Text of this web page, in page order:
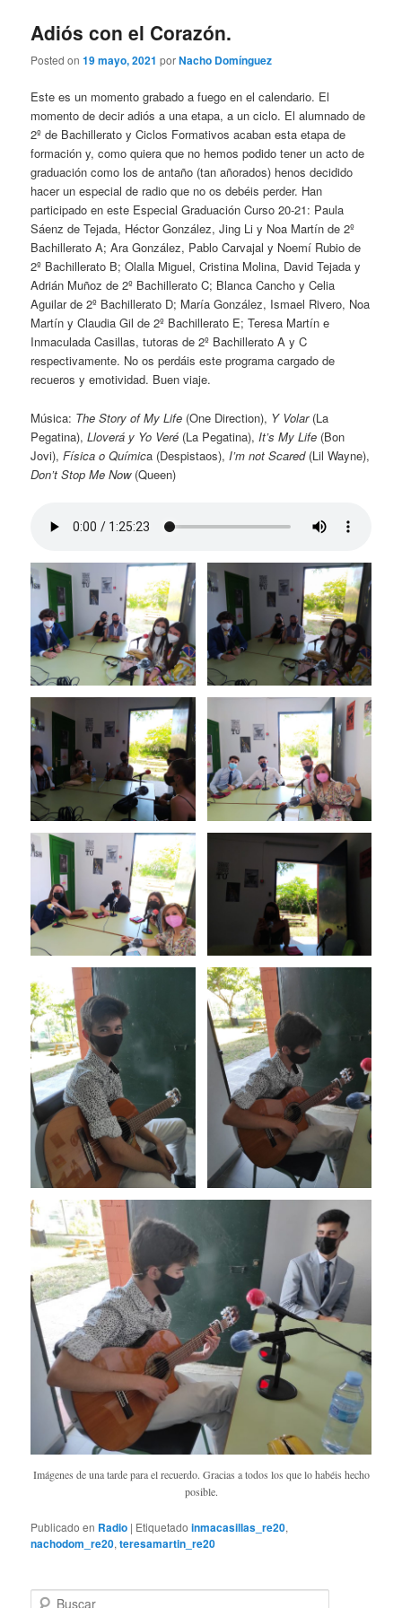
Adiós con el Corazón.
Posted on19 mayo, 2021 porNacho Domínguez
Este es un momento grabado a fuego en el calendario. El
momento de decir adiós a una etapa, a un ciclo. El alumnado de
2º de Bachillerato y Ciclos Formativos acaban esta etapa de
formación y, como quiera que no hemos podido tener un acto de
graduación como los de antaño (tan añorados) henos decidido
hacer un especial de radio que no os debéis perder. Han
participado en este Especial Graduación Curso 20-21: Paula
Sáenz de Tejada, Héctor González, Jing Li y Noa Martín de 2º
Bachillerato A; Ara González, Pablo Carvajal y Noemí Rubio de
2º Bachillerato B; Olalla Miguel, Cristina Molina, David Tejada y
Adrián Muñoz de 2º Bachillerato C; Blanca Cancho y Celia
Aguilar de 2º Bachillerato D; María González, Ismael Rivero, Noa
Martín y Claudia Gil de 2º Bachillerato E; Teresa Martín e
Inmaculada Casillas, tutoras de 2º Bachillerato A y C
respectivamente. No os perdáis este programa cargado de
recueros y emotividad. Buen viaje.
Música: The Story of My Life (One Direction), Y Volar (La
Pegatina),Lloverá y Yo Veré (La Pegatina), It’s My Life (Bon
Jovi),Física o Química (Despistaos), I’m not Scared (Lil Wayne),
Don’t Stop Me Now(Queen)
Imágenes de una tarde para el recuerdo. Gracias a todos los que lo habéis hecho
posible.
Publicado en Radio | Etiquetado inmacasillas_re20,
nachodom_re20,teresamartin_re20